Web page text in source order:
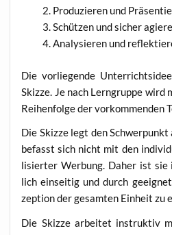
Pro­du­zie­ren und
Schüt­zen und sicher
Ana­ly­sie­ren und
Die vor­lie­gen­de
Skiz­ze. Je nach Lern­grup­pe wird
Rei­hen­fol­ge der vor­kom­men­den
Die Skiz­ze legt den
befasst sich nicht mit den
li­sier­ter Wer­bung. Daher ist
lich ein­sei­tig und durch
zep­ti­on der gesam­ten Ein­heit zu
Die Skiz­ze arbei­tet instruk­tiv